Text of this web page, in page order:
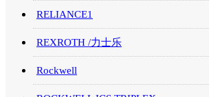
RELIANCE1
REXROTH /力士乐
Rockwell